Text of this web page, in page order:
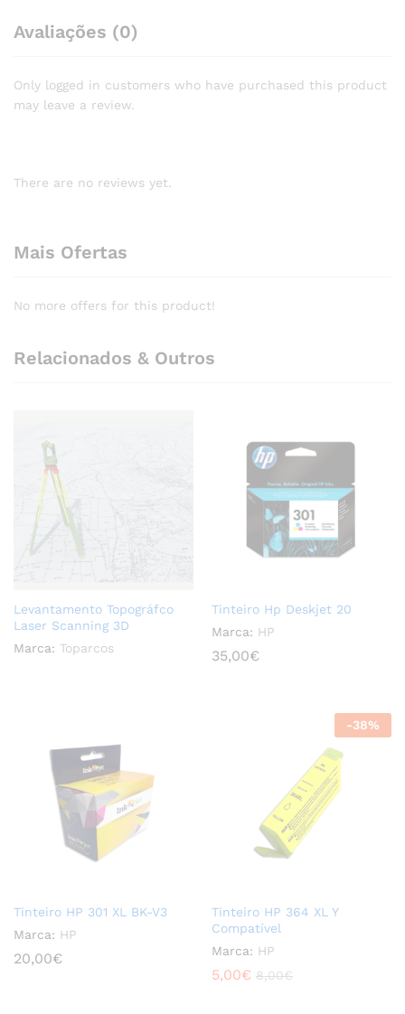
Avaliações (0)
Only logged in customers who have purchased this product
may leave a review.
There are no reviews yet.
Mais Ofertas
No more offers for this product!
Relacionados & Outros
Levantamento Topográfco
Laser Scanning 3D
Marca: Toparcos
Tinteiro Hp Deskjet 20
Marca: HP
35,00€
Tinteiro HP 301 XL BK-V3
Marca: HP
20,00€
-38%
Tinteiro HP 364 XL Y
Compatível
Marca: HP
5,00€ 8,00€